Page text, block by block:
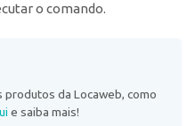
o comando.
da Locaweb, como
e saiba mais!